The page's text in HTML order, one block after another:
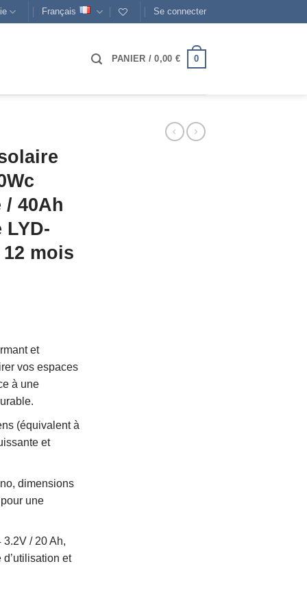
Français Se connecter
PANIER /0,00 € 0
/ 40Ah
LYD-
mois
et
vos espaces
à une
(équivalent à
et
dimensions
une
/ 20 Ah,
et